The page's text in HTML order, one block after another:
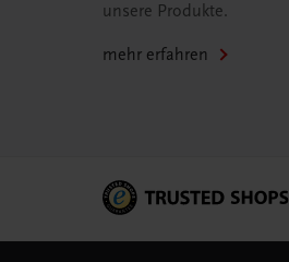
unsere Produkte.
mehr erfahren